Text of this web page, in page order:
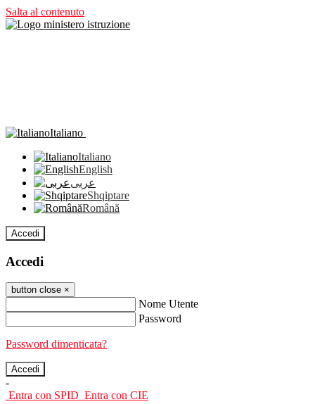
Salta al contenuto
Italiano
Italiano
English
عربى
Shqiptare
Română
Accedi
Accedi
button close ×
Nome Utente
Password
Password dimenticata?
-
Entra con SPID Entra con CIE